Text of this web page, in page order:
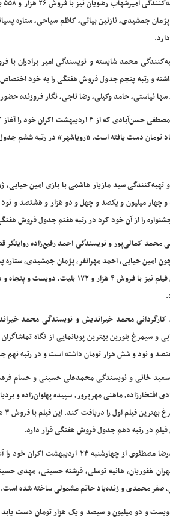
جمشیدی، نازنین بیاتی، کاظم سیاحی، ستاره
و رتبه پنجم جدول فروش هفتگی را به خود اختصاص
نیاستی، حامد وکیلی، رضا ناجی، نگار فروزنده
دست یافته است. «رویاشهر» در رتبه ششم
سید مازیار هاشمی با بازی امین حیایی،
فروش هشتصد و هفتاد و چهار میلیون و یکصد و چهل و دو هزار و
را از آن خود کرد در رتبه هفتم جدول فروش
بازیگرانی چون امین حیایی، احمد مهرانفر، پژمان جمشیدی،
استادی، کمند امیرسلیمانی، سعید امیرسلیمانی حضور
همدانی، کارگردانی محمد خیراندیش و نویسندگی
سعید خانی و نویسندگی محمدعلی حسینی و
ماهنی مهرپرور، سپیده پهلوان‌زاده و
در رتبه دهم جدول فروش هفتگی قرار دارد.
فیلم سینمایی «بی سروصدا» به کارگردانی و
غفوریان، هانیه توسلی، فرشته حسینی، مهدی
صفر محمدی و زنده‌یاد حاتم مشمولی ساخته شده است.
و ۹۰ بلیت به فروشی معادل دویست و دو میلیون و سیصد و یک هزار